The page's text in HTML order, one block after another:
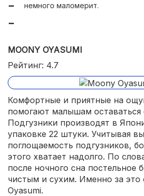
немного маломерит.
MOONY OYASUMI
Рейтинг: 4.7
Комфортные и приятные на
помогают малышам
Подгузники производят в
упаковке 22 штуки. Учитывая
поглощаемость подгузников,
этого хватает надолго. По
после ночного сна постельное
чистым и сухим. Именно за
Oyasumi.